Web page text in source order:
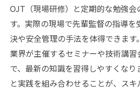
OJT（現場研修）と定期的な勉強会
す。実際の現場で先輩監督の指導
決や安全管理の手法を体得できま
業界が主催するセミナーや技術講習
で、最新の知識を習得しやすくなり
と実践を組み合わせることが、スキ